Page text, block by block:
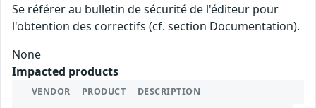
Se référer au bulletin de sécurité de l'éditeur pour
l'obtention des correctifs (cf. section Documentation).
None
Impacted products
VENDOR PRODUCT DESCRIPTION